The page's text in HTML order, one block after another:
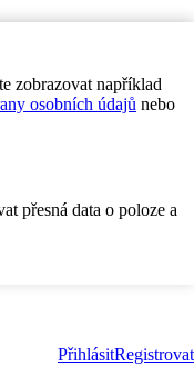
zobrazovat například
osobních údajů nebo
přesná data o poloze a
PřihlásitRegistrovat